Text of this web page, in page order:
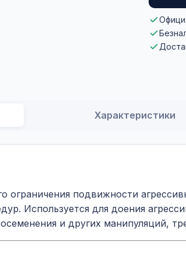
Характеристики
ограничения подвижности
Используется для доения
и других манипуляций,